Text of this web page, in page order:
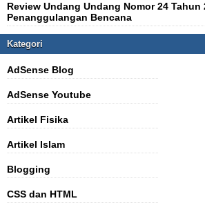
Review Undang Undang Nomor 24 Tahun
Penanggulangan Bencana
Kategori
AdSense Blog
AdSense Youtube
Artikel Fisika
Artikel Islam
Blogging
CSS dan HTML